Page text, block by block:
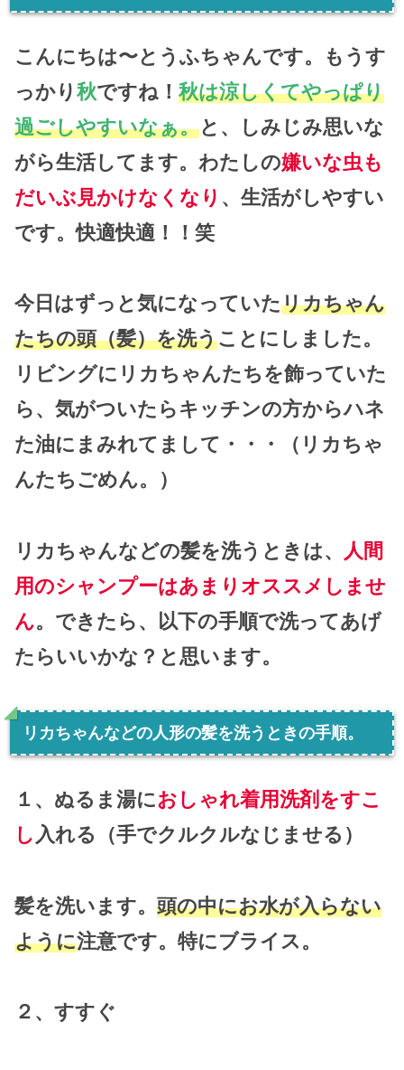
こんにちは〜とうふちゃんです。もうす
っかり 秋ですね！ 秋は涼しくてやっぱり
過ごしやすいなぁ。と、しみじみ思いな
がら生活してます。わたしの嫌いな虫も
だいぶ見かけなくなり 、生活がしやすい
です。快適快適！！笑
今日はずっと気になっていたリカちゃん
たちの頭（髪）を洗うことにしました。
リビングにリカちゃんたちを飾っていた
ら、気がついたらキッチンの方からハネ
た油にまみれてまして・・・（リカちゃ
んたちごめん。）
リカちゃんなどの髪を洗うときは、
人間
用のシャンプーはあまりオススメしませ
ん。できたら、以下の手順で洗ってあげ
たらいいかな？と思います。
リカちゃんなどの人形の髪を洗うときの手順。
１、ぬるま湯におしゃれ着用洗剤をすこ
し 入れる（手でクルクルなじませる）
髪を洗います。 頭の中にお水が入らない
ように注意です。特にブライス。
２、すすぐ